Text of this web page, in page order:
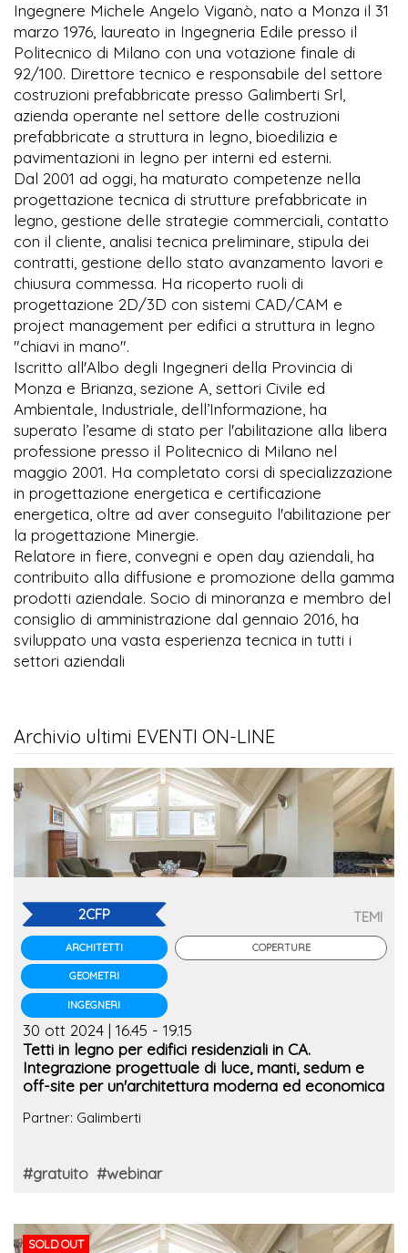
Ingegnere Michele Angelo Viganò, nato a Monza il 31
marzo 1976, laureato in Ingegneria Edile presso il
Politecnico di Milano con una votazione finale di
92/100. Direttore tecnico e responsabile del settore
costruzioni prefabbricate presso Galimberti Srl,
azienda operante nel settore delle costruzioni
prefabbricate a struttura in legno, bioedilizia e
pavimentazioni in legno per interni ed esterni.
Dal 2001 ad oggi, ha maturato competenze nella
progettazione tecnica di strutture prefabbricate in
legno, gestione delle strategie commerciali, contatto
con il cliente, analisi tecnica preliminare, stipula dei
contratti, gestione dello stato avanzamento lavori e
chiusura commessa. Ha ricoperto ruoli di
progettazione 2D/3D con sistemi CAD/CAM e
project management per edifici a struttura in legno
"chiavi in mano".
Iscritto all'Albo degli Ingegneri della Provincia di
Monza e Brianza, sezione A, settori Civile ed
Ambientale, Industriale, dell’Informazione, ha
superato l’esame di stato per l'abilitazione alla libera
professione presso il Politecnico di Milano nel
maggio 2001. Ha completato corsi di specializzazione
in progettazione energetica e certificazione
energetica, oltre ad aver conseguito l'abilitazione per
la progettazione Minergie.
Relatore in fiere, convegni e open day aziendali, ha
contribuito alla diffusione e promozione della gamma
prodotti aziendale. Socio di minoranza e membro del
consiglio di amministrazione dal gennaio 2016, ha
sviluppato una vasta esperienza tecnica in tutti i
settori aziendali
Archivio ultimi EVENTI ON-LINE
2CFP
ARCHITETTI
GEOMETRI
INGEGNERI
TEMI
COPERTURE
30 ott 2024 | 16.45 - 19.15
Tetti in legno per edifici residenziali in CA.
Integrazione progettuale di luce, manti, sedum e
off-site per un'architettura moderna ed economica
Partner: Galimberti
#gratuito #webinar
SOLD OUT